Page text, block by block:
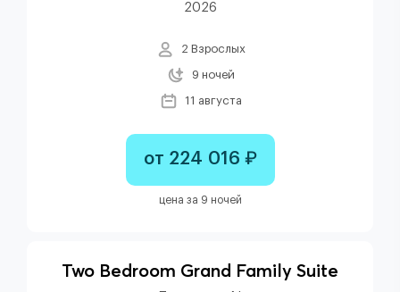
2026
2 Взрослых
9 ночей
11 августа
от 224 016 ₽
цена за 9 ночей
Two Bedroom Grand Family Suite